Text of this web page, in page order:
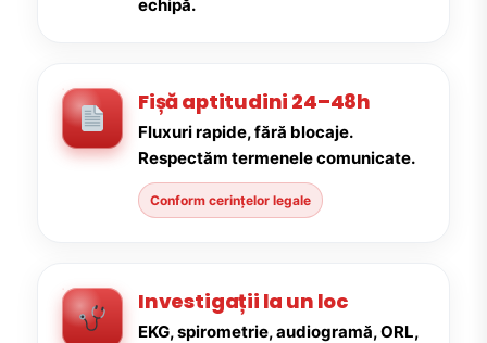
echipă.
Fișă aptitudini 24–48h
Fluxuri rapide, fără blocaje.
Respectăm termenele comunicate.
Conform cerințelor legale
Investigații la un loc
EKG, spirometrie, audiogramă, ORL,